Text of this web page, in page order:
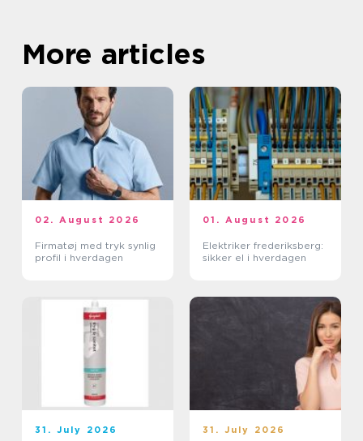
More articles
02. August 2026
Firmatøj med tryk synlig
profil i hverdagen
01. August 2026
Elektriker frederiksberg:
sikker el i hverdagen
31. July 2026 31. July 2026